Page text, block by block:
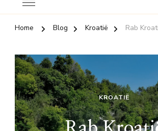
Home Blog Kroatië Rab
KROATIË